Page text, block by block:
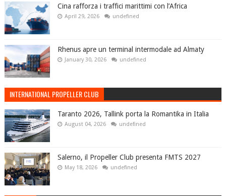
Cina rafforza i traffici marittimi con l’Africa
April 29, 2026 undefined
Rhenus apre un terminal intermodale ad Almaty
January 30, 2026 undefined
INTERNATIONAL PROPELLER CLUB
Taranto 2026, Tallink porta la Romantika in Italia
August 04, 2026 undefined
Salerno, il Propeller Club presenta FMTS 2027
May 18, 2026 undefined